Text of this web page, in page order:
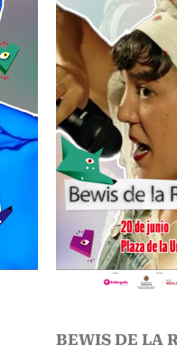
BEWIS DE LA